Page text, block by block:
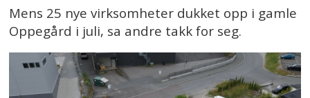
Mens 25 nye virksomheter dukket opp i gamle
Oppegård i juli, sa andre takk for seg.